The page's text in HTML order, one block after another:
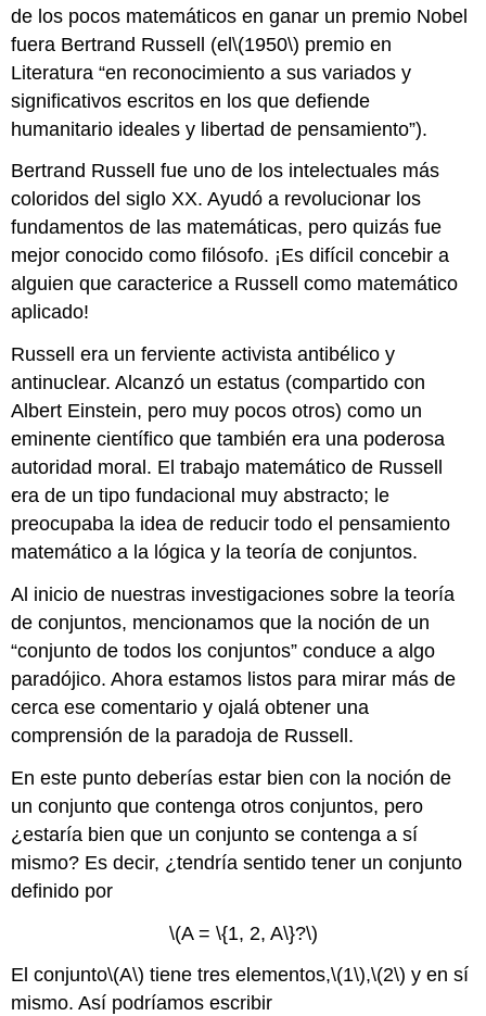
de los pocos matemáticos en ganar un premio Nobel
fuera Bertrand Russell (el\(1950\) premio en
Literatura “en reconocimiento a sus variados y
significativos escritos en los que defiende
humanitario ideales y libertad de pensamiento”).
Bertrand Russell fue uno de los intelectuales más
coloridos del siglo XX. Ayudó a revolucionar los
fundamentos de las matemáticas, pero quizás fue
mejor conocido como filósofo. ¡Es difícil concebir a
alguien que caracterice a Russell como matemático
aplicado!
Russell era un ferviente activista antibélico y
antinuclear. Alcanzó un estatus (compartido con
Albert Einstein, pero muy pocos otros) como un
eminente científico que también era una poderosa
autoridad moral. El trabajo matemático de Russell
era de un tipo fundacional muy abstracto; le
preocupaba la idea de reducir todo el pensamiento
matemático a la lógica y la teoría de conjuntos.
Al inicio de nuestras investigaciones sobre la teoría
de conjuntos, mencionamos que la noción de un
“conjunto de todos los conjuntos” conduce a algo
paradójico. Ahora estamos listos para mirar más de
cerca ese comentario y ojalá obtener una
comprensión de la paradoja de Russell.
En este punto deberías estar bien con la noción de
un conjunto que contenga otros conjuntos, pero
¿estaría bien que un conjunto se contenga a sí
mismo? Es decir, ¿tendría sentido tener un conjunto
definido por
\(A = \{1, 2, A\}?\)
El conjunto\(A\) tiene tres elementos,\(1\),\(2\) y en sí
mismo. Así podríamos escribir